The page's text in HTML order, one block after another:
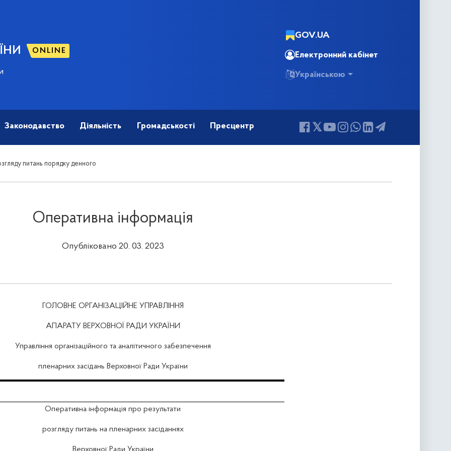
ONLINE
GOV.UA
Електронний кабінет
Українською
Законодавство Діяльність Громадськості Пресцентр
питань порядку денного
Оперативна інформація
Опубліковано 20. 03. 2023
ГОЛОВНЕ ОРГАНІЗАЦІЙНЕ УПРАВЛІННЯ
АПАРАТУ ВЕРХОВНОЇ РАДИ УКРАЇНИ
Управління організаційного та аналітичного забезпечення
пленарних засідань Верховної Ради України
Оперативна інформація про результати
розгляду питань на пленарних засіданнях